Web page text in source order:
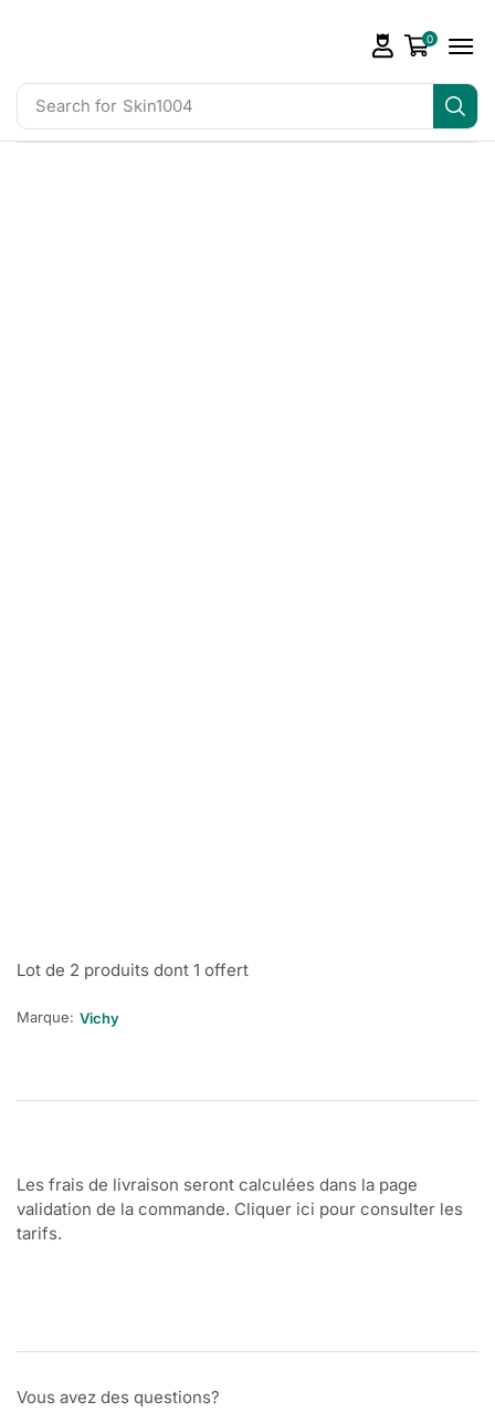
Search for Skin1004
0
Lot de 2 produits dont 1 offert
Marque: Vichy
Les frais de livraison seront calculées dans la page
validation de la commande. Cliquer ici pour consulter les
tarifs.
Vous avez des questions?